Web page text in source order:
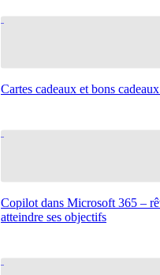
Cartes cadeaux et bons
Copilot dans Microsoft 365 –
atteindre ses objectifs